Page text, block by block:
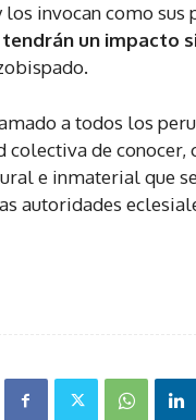
invocan como sus
tendrán un impacto
a todos los
de conocer,
e inmaterial que
autoridades